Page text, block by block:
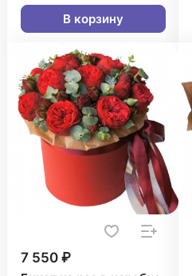
В корзину
7 550 ₽